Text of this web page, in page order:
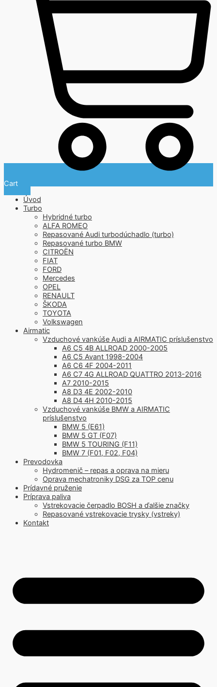
Cart
Úvod
Turbo
Hybridné turbo
ALFA ROMEO
Repasované Audi turbodúchadlo (turbo)
Repasované turbo BMW
CITROËN
FIAT
FORD
Mercedes
OPEL
RENAULT
ŠKODA
TOYOTA
Volkswagen
Airmatic
Vzduchové vankúše Audi a AIRMATIC príslušenstvo
A6 C5 4B ALLROAD 2000-2005
A6 C5 Avant 1998-2004
A6 C6 4F 2004-2011
A6 C7 4G ALLROAD QUATTRO 2013-2016
A7 2010-2015
A8 D3 4E 2002-2010
A8 D4 4H 2010-2015
Vzduchové vankúše BMW a AIRMATIC
príslušenstvo
BMW 5 (E61)
BMW 5 GT (F07)
BMW 5 TOURING (F11)
BMW 7 (F01, F02, F04)
Prevodovka
Hydromenič – repas a oprava na mieru
Oprava mechatroniky DSG za TOP cenu
Prídavné pruženie
Príprava paliva
Vstrekovacie čerpadlo BOSH a ďalšie značky
Repasované vstrekovacie trysky (vstreky)
Kontakt